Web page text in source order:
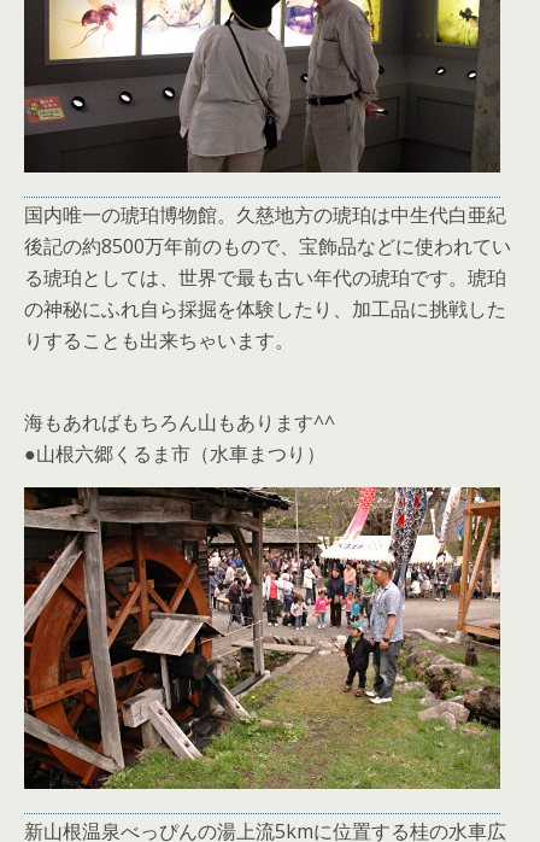
国内唯一の琥珀博物館。久慈地方の琥珀は中生代白亜紀
後記の約8500万年前のもので、宝飾品などに使われてい
る琥珀としては、世界で最も古い年代の琥珀です。琥珀
の神秘にふれ自ら採掘を体験したり、加工品に挑戦した
りすることも出来ちゃいます。
海もあればもちろん山もあります^^
●山根六郷くるま市（水車まつり）
新山根温泉べっぴんの湯上流5kmに位置する桂の水車広